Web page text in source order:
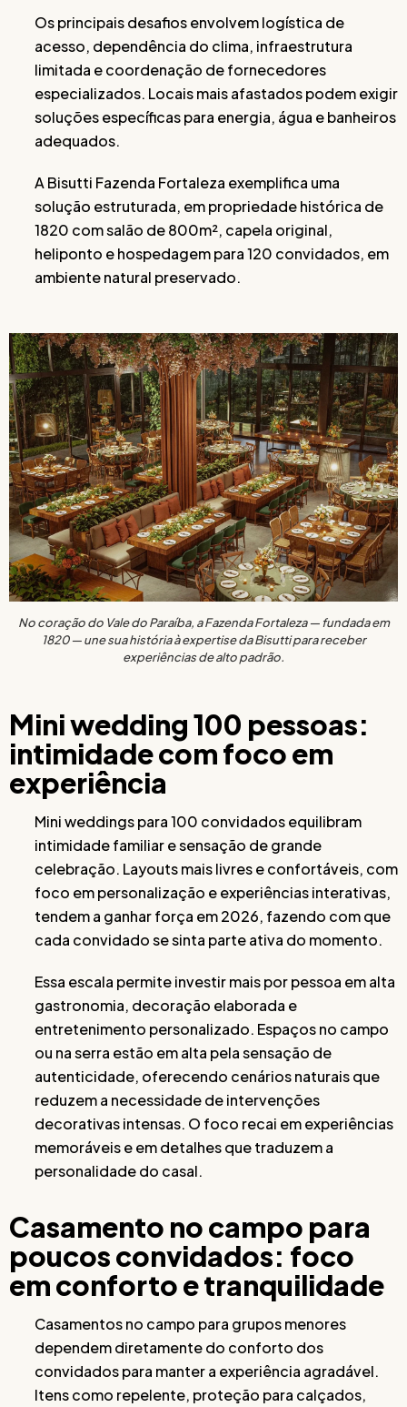
Os principais desafios envolvem logística de
acesso, dependência do clima, infraestrutura
limitada e coordenação de fornecedores
especializados. Locais mais afastados podem exigir
soluções específicas para energia, água e banheiros
adequados.
A Bisutti Fazenda Fortaleza exemplifica uma
solução estruturada, em propriedade histórica de
1820 com salão de 800m², capela original,
heliponto e hospedagem para 120 convidados, em
ambiente natural preservado.
No coração do Vale do Paraíba, a Fazenda Fortaleza — fundada em
1820 — une sua história à expertise da Bisutti para receber
experiências de alto padrão.
Mini wedding 100 pessoas:
intimidade com foco em
experiência
Mini weddings para 100 convidados equilibram
intimidade familiar e sensação de grande
celebração. Layouts mais livres e confortáveis, com
foco em personalização e experiências interativas,
tendem a ganhar força em 2026, fazendo com que
cada convidado se sinta parte ativa do momento.
Essa escala permite investir mais por pessoa em alta
gastronomia, decoração elaborada e
entretenimento personalizado. Espaços no campo
ou na serra estão em alta pela sensação de
autenticidade, oferecendo cenários naturais que
reduzem a necessidade de intervenções
decorativas intensas. O foco recai em experiências
memoráveis e em detalhes que traduzem a
personalidade do casal.
Casamento no campo para
poucos convidados: foco
em conforto e tranquilidade
Casamentos no campo para grupos menores
dependem diretamente do conforto dos
convidados para manter a experiência agradável.
Itens como repelente, proteção para calçados,